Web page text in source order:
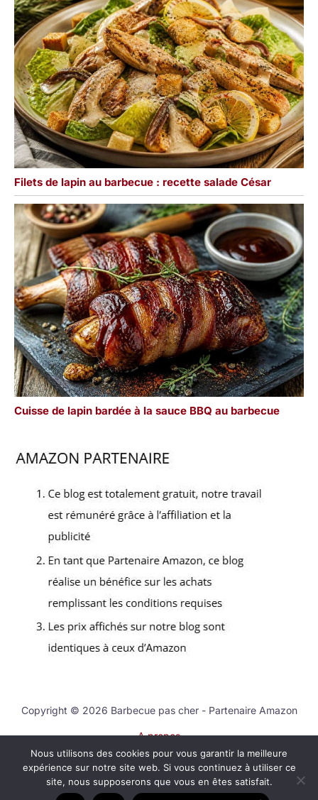
Filets de lapin au barbecue : recette salade César
Cuisse de lapin bardée à la sauce BBQ au barbecue
Copyright © 2026 Barbecue pas cher - Partenaire Amazon
A propos
Contact
Mentions légales
Politique de confidentialité
Nous utilisons des cookies pour vous garantir la meilleure
expérience sur notre site web. Si vous continuez à utiliser ce
site, nous supposerons que vous en êtes satisfait.